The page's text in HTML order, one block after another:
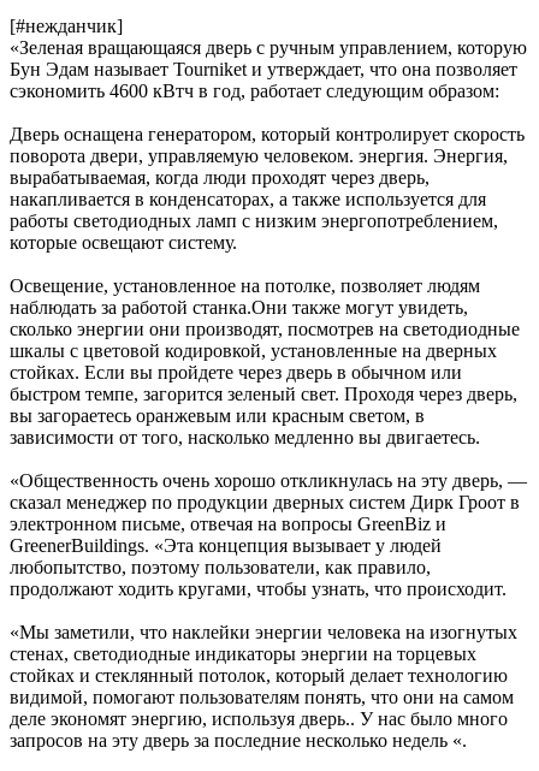
[#нежданчик]
«Зеленая вращающаяся дверь с ручным управлением, которую
Бун Эдам называет Tourniket и утверждает, что она позволяет
сэкономить 4600 кВтч в год, работает следующим образом:
Дверь оснащена генератором, который контролирует скорость
поворота двери, управляемую человеком. энергия. Энергия,
вырабатываемая, когда люди проходят через дверь,
накапливается в конденсаторах, а также используется для
работы светодиодных ламп с низким энергопотреблением,
которые освещают систему.
Освещение, установленное на потолке, позволяет людям
наблюдать за работой станка.Они также могут увидеть,
сколько энергии они производят, посмотрев на светодиодные
шкалы с цветовой кодировкой, установленные на дверных
стойках. Если вы пройдете через дверь в обычном или
быстром темпе, загорится зеленый свет. Проходя через дверь,
вы загораетесь оранжевым или красным светом, в
зависимости от того, насколько медленно вы двигаетесь.
«Общественность очень хорошо откликнулась на эту дверь, —
сказал менеджер по продукции дверных систем Дирк Гроот в
электронном письме, отвечая на вопросы GreenBiz и
GreenerBuildings. «Эта концепция вызывает у людей
любопытство, поэтому пользователи, как правило,
продолжают ходить кругами, чтобы узнать, что происходит.
«Мы заметили, что наклейки энергии человека на изогнутых
стенах, светодиодные индикаторы энергии на торцевых
стойках и стеклянный потолок, который делает технологию
видимой, помогают пользователям понять, что они на самом
деле экономят энергию, используя дверь.. У нас было много
запросов на эту дверь за последние несколько недель «.